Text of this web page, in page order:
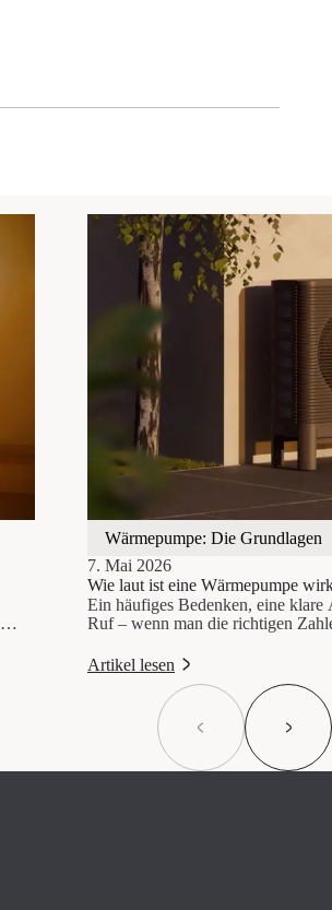
Wärmepumpe: Die Grundlagen
7. Mai 2026
Wie laut ist eine Wärmepumpe
Ein häufiges Bedenken, eine
Ruf – wenn man die richtigen
Artikel lesen
Previous slideNext